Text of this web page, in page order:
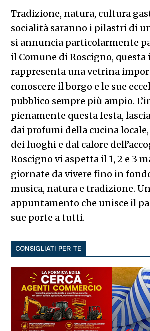
Tradizione, natura, cultura
socialità saranno i pilastri di
si annuncia particolarmente
il Comune di Roscigno,
rappresenta una vetrina
conoscere il borgo e le sue
pubblico sempre più ampio.
pienamente questa festa,
dai profumi della cucina
dei luoghi e dal calore
Roscigno vi aspetta il 1, 2 e 3
giornate da vivere fino in
musica, natura e tradizione. Un
appuntamento che unisce il
sue porte a tutti.
CONSIGLIATI PER TE